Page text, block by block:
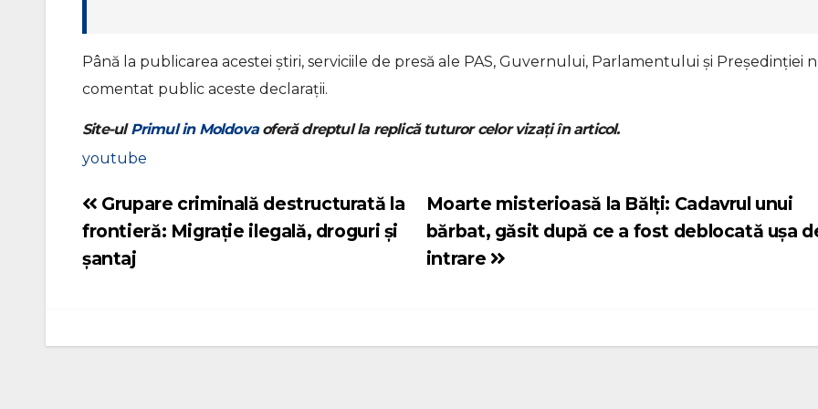
Până la publicarea acestei știri, serviciile de presă ale PAS, Guvernului, Parlamentului și Președinției
comentat public aceste declarații.
Site-ulPrimul in Moldovaoferă dreptul la replică tuturor celor vizați în articol.
youtube
Navigare
în
articole
Moarte misterioasă la Bălți: Cadavrul unui
bărbat, găsit după ce a fost deblocată ușa
intrare
Grupare criminală destructurată la
frontieră: Migrație ilegală, droguri și
șantaj